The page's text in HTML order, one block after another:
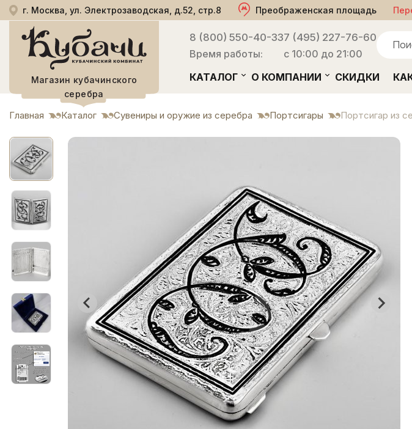
г. Москва, ул. Электрозаводская, д.52, стр.8 Преображенская площадь
Магазин кубачинского
серебра
8 (800) 550-40-33
Время работы:
7 (495) 227-76-60
с 10:00 до 21:00
КАТАЛОГ О КОМПАНИИ СКИДКИ
Главная Каталог Сувениры и оружие из серебра Портсигары Портсигар из